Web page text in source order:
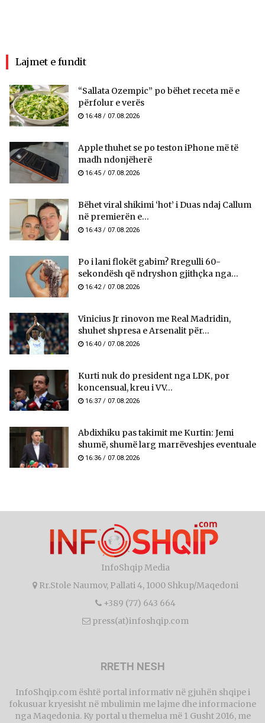
Lajmet e fundit
“Sallata Ozempic” po bëhet receta më e
përfolur e verës
16:48 / 07.08.2026
Apple thuhet se po teston iPhone më të
madh ndonjëherë
16:45 / 07.08.2026
Bëhet viral shikimi ‘hot’ i Duas ndaj Callum
në premierën e...
16:43 / 07.08.2026
Po i lani flokët gabim? Rregulli 60-
sekondësh që ndryshon gjithçka nga...
16:42 / 07.08.2026
Vinicius Jr rinovon me Real Madridin,
shuhet shpresa e Arsenalit për...
16:40 / 07.08.2026
Kurti nuk do president nga LDK, por
koncensual, kreu i VV...
16:37 / 07.08.2026
Abdixhiku pas takimit me Kurtin: Jemi
shumë, shumë larg marrëveshjes eventuale
16:36 / 07.08.2026
InfoShqip Media
Rr.Stole Naumov, Pallati 4, 1000 Shkup/Maqedoni
+389 (77) 643 664
press(at)infoshqip.com
RRETH NESH
InfoShqip.com është portal informativ në gjuhën shqipe i
fokusuar kryesisht në mbulimin me lajme dhe informacione
nga Maqedonia. Ky portal u themelua më 1 Gusht 2016, me